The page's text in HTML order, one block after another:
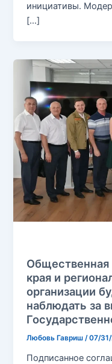
инициативы.
[…]
Общественная
края и
организации
наблюдать за
Любовь Гавриш /07/
Подписанное